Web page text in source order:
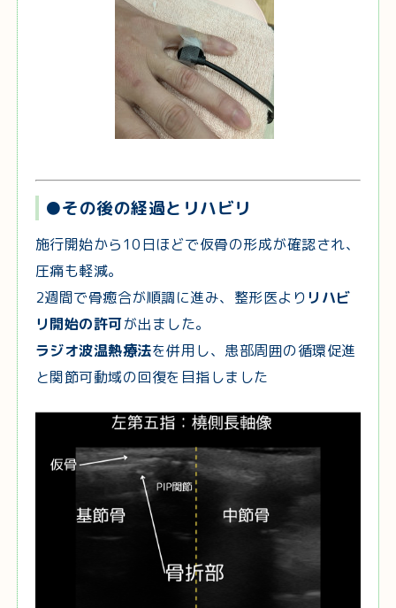
●その後の経過とリハビリ
施行開始から10日ほどで仮骨の形成が確認され、
圧痛も軽減。
2週間で骨癒合が順調に進み、整形医よりリハビ
リ開始の許可が出ました。
ラジオ波温熱療法を併用し、患部周囲の循環促進
と関節可動域の回復を目指しました